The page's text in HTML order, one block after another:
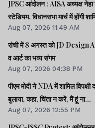
JPSC आंदोलन : AISA अध्यक्ष नेहा बोरा पहुंचीं जयपाल सिंह मुंडा
स्टेडियम, विधानसभा मार्च में होंगी
Aug 07, 2026 11:49 AM
रांची में 8 अगस्त को JD Design
व आर्ट का भव्य संगम
Aug 07, 2026 04:38 PM
पीएम मोदी ने NDA में शामिल
बुलाया, कहा, चिंता न करें, मैं हूं ना...
Aug 07, 2026 12:55 PM